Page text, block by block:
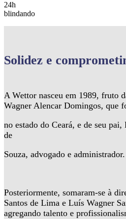
24h
blindando
Solidez e
A Wettor nasceu em 1989, fruto
Wagner Alencar Domingos, que
no estado do Ceará, e de seu
de
Souza, advogado e administrador.
Posteriormente, somaram-se à
Santos de Lima e Luís Wagner
agregando talento e